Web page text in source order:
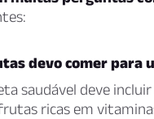
devo comer para
saudável deve
ricas em